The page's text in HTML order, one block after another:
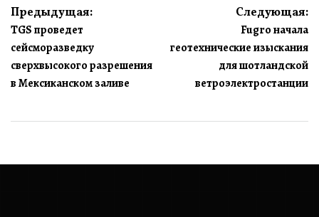
Навигация
по
записям
Предыдущая:
TGS проведет
сейсморазведку
сверхвысокого разрешения
в Мексиканском заливе
Следующая:
Fugro начала
геотехнические изыскания
для шотландской
ветроэлектростанции